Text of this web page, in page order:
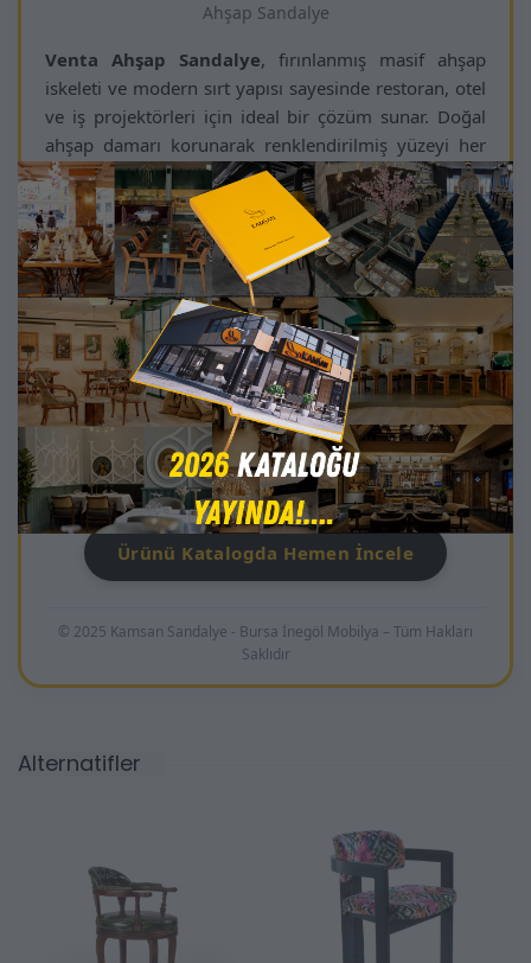
Ahşap Sandalye
Venta Ahşap Sandalye, fırınlanmış masif ahşap
iskeleti ve modern sırt yapısı sayesinde restoran, otel
ve iş projektörleri için ideal bir çözüm sunar. Doğal
ahşap damarı korunarak renklendirilmiş yüzeyi her
koltukta eşsiz bir karakter sergiler.
:contentReference[oaicite:0]{index=0}
Yumuşak ve dayanıklı döşemesi ile yoğun kullanıma
uygun olan satıştan sonra da projeye özel destek
verilen bu model, iç mimari uyum oranı yüksek bir
ahşap sandalye olarak öne çıkmaktadır.
Döşeme, ahşap tonları ve sırt yüksekliği gibi teknik
özellikler projeye özel olarak özelleştirilebilir. “Ahşap
sandalye” araması yapan çözüm ortakları için Venta,
şıklığı, konforu ve uzun ömürlü performansı bir arada
sunar.
Ürünü Katalogda Hemen İncele
© 2025 Kamsan Sandalye - Bursa İnegöl Mobilya – Tüm Hakları
Saklıdır
Alternatifler